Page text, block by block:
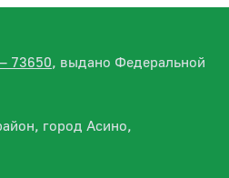
73650, выдано Федеральной
город Асино,